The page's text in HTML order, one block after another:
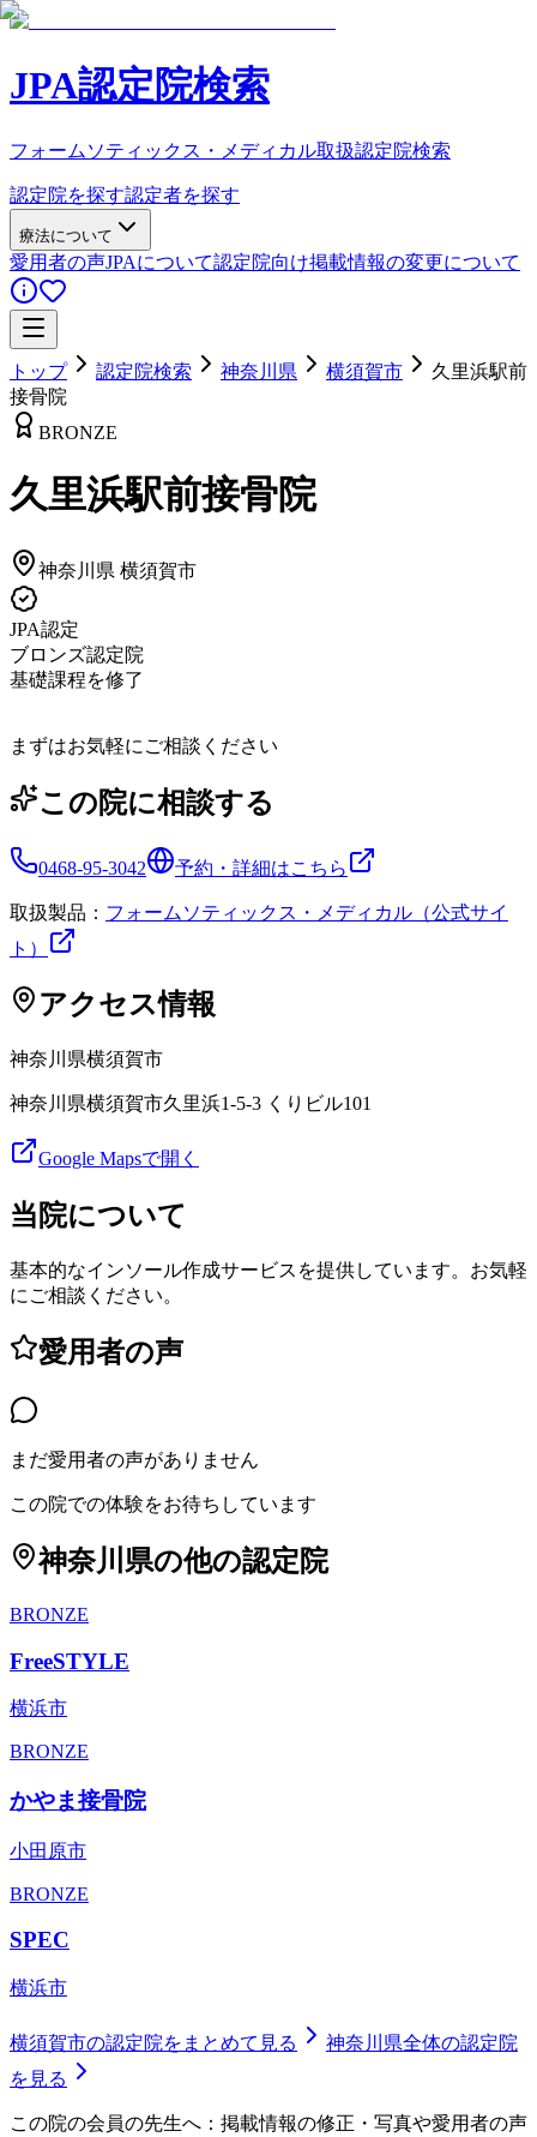
JPA認定院検索
フォームソティックス・メディカル取扱認定院検索
認定院を探す認定者を探す
療法について
愛用者の声JPAについて認定院向け掲載情報の変更について
トップ 認定院検索 神奈川県 横須賀市
久里浜駅前
接骨院
BRONZE
久里浜駅前接骨院
神奈川県 横須賀市
JPA認定
ブロンズ認定院
基礎課程を修了
まずはお気軽にご相談ください
この院に相談する
0468-95-3042 予約・詳細はこちら
取扱製品： フォームソティックス・メディカル（公式サイ
ト）
アクセス情報
神奈川県横須賀市
神奈川県横須賀市久里浜1-5-3 くりビル101
Google Mapsで開く
当院について
基本的なインソール作成サービスを提供しています。お気軽
にご相談ください。
愛用者の声
まだ愛用者の声がありません
この院での体験をお待ちしています
神奈川県の他の認定院
BRONZE
FreeSTYLE
横浜市
BRONZE
かやま接骨院
小田原市
BRONZE
SPEC
横浜市
横須賀市の認定院をまとめて見る 神奈川県全体の認定院
を見る
この院の会員の先生へ：掲載情報の修正・写真や愛用者の声